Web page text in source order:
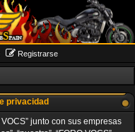
Registrarse
privacidad
junto con sus empresas